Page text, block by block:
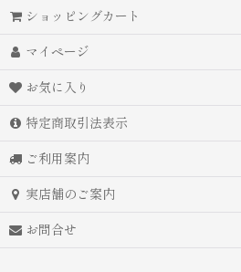
ショッピングカート
マイページ
お気に入り
特定商取引法表示
ご利用案内
実店舗のご案内
お問合せ